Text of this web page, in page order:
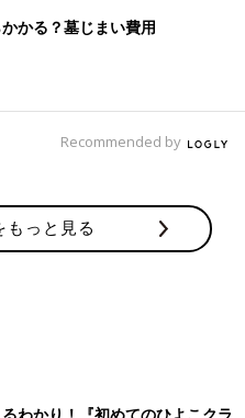
かる？墓じまい費用
Recommended by
もっと見る